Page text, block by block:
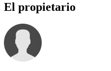
El propietario